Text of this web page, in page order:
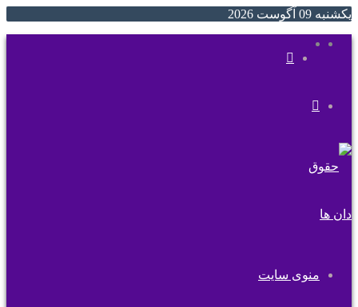
یکشنبه 09 آگوست 2026
منوی سایت